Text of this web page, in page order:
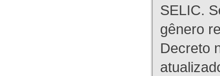
SELIC.
gênero
Decreto